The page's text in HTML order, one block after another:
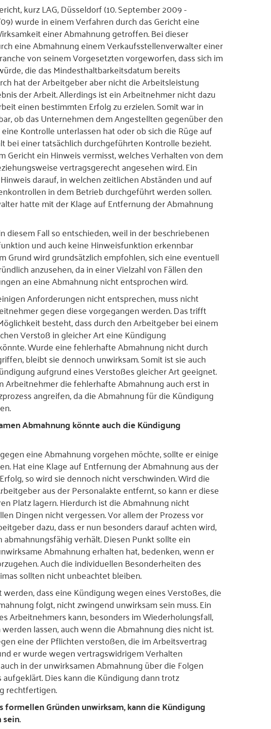
kurz LAG, Düsseldorf (10. September 2009 -
wurde in einem Verfahren durch das Gericht eine
einer Abmahnung getroffen. Bei dieser
eine Abmahnung einem Verkaufsstellenverwalter einer
von seinem Vorgesetzten vorgeworfen, dass sich im
die das Mindesthaltbarkeitsdatum bereits
hat der Arbeitgeber aber nicht die Arbeitsleistung
der Arbeit. Allerdings ist ein Arbeitnehmer nicht dazu
einen bestimmten Erfolg zu erzielen. Somit war in
ob das Unternehmen dem Angestellten gegenüber den
Kontrolle unterlassen hat oder ob sich die Rüge auf
bei einer tatsächlich durchgeführten Kontrolle bezieht.
Gericht ein Hinweis vermisst, welches Verhalten von dem
vertragsgerecht angesehen wird. Ein
darauf, in welchen zeitlichen Abständen und auf
in dem Betrieb durchgeführt werden sollen.
hatte mit der Klage auf Entfernung der Abmahnung
diesem Fall so entschieden, weil in der beschriebenen
und auch keine Hinweisfunktion erkennbar
Grund wird grundsätzlich empfohlen, sich eine eventuell
anzusehen, da in einer Vielzahl von Fällen den
an eine Abmahnung nicht entsprochen wird.
Anforderungen nicht entsprechen, muss nicht
gegen diese vorgegangen werden. Das trifft
besteht, dass durch den Arbeitgeber bei einem
Verstoß in gleicher Art eine Kündigung
Wurde eine fehlerhafte Abmahnung nicht durch
bleibt sie dennoch unwirksam. Somit ist sie auch
aufgrund eines Verstoßes gleicher Art geeignet.
Arbeitnehmer die fehlerhafte Abmahnung auch erst in
angreifen, da die Abmahnung für die Kündigung
Abmahnung könnte auch die Kündigung
eine Abmahnung vorgehen möchte, sollte er einige
Hat eine Klage auf Entfernung der Abmahnung aus der
so wird sie dennoch nicht verschwinden. Wird die
aus der Personalakte entfernt, so kann er diese
Platz lagern. Hierdurch ist die Abmahnung nicht
Dingen nicht vergessen. Vor allem der Prozess vor
dazu, dass er nun besonders darauf achten wird,
verhält. Diesen Punkt sollte ein
Abmahnung erhalten hat, bedenken, wenn er
Auch die individuellen Besonderheiten des
sollten nicht unbeachtet bleiben.
dass eine Kündigung wegen eines Verstoßes, die
folgt, nicht zwingend unwirksam sein muss. Ein
Arbeitnehmers kann, besonders im Wiederholungsfall,
lassen, auch wenn die Abmahnung dies nicht ist.
eine der Pflichten verstoßen, die im Arbeitsvertrag
er wurde wegen vertragswidrigem Verhalten
in der unwirksamen Abmahnung über die Folgen
Dies kann die Kündigung dann trotz
rechtfertigen.
formellen Gründen unwirksam, kann die Kündigung